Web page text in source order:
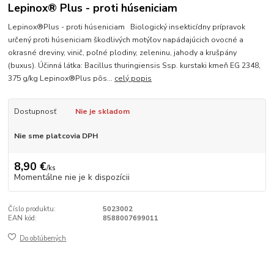
Lepinox® Plus - proti húseniciam
Lepinox®Plus - proti húseniciam Biologický insekticídny prípravok
určený proti húseniciam škodlivých motýľov napádajúcich ovocné a
okrasné dreviny, vinič, poľné plodiny, zeleninu, jahody a krušpány
(buxus). Účinná látka: Bacillus thuringiensis Ssp. kurstaki kmeň EG 2348,
375 g/kg Lepinox®Plus pôs... celý popis
Dostupnosť Nie je skladom
Nie sme platcovia DPH
8,90 €/ks
Momentálne nie je k dispozícii
Číslo produktu:
5023002
EAN kód:
8588007699011
Do obľúbených